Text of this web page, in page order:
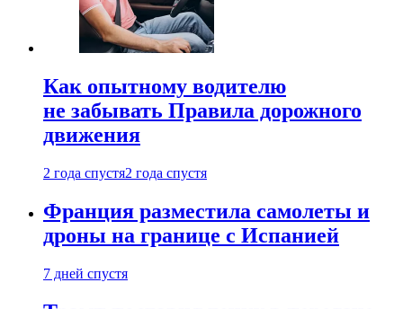
Как опытному водителю
не забывать Правила дорожного
движения
2 года спустя2 года спустя
Франция разместила самолеты и
дроны на границе с Испанией
7 дней спустя